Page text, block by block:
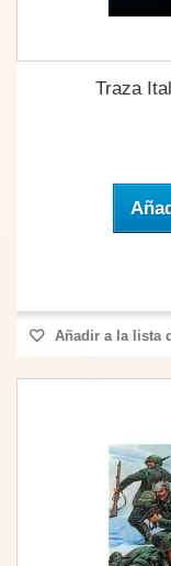
Traza
Añadir a la lista